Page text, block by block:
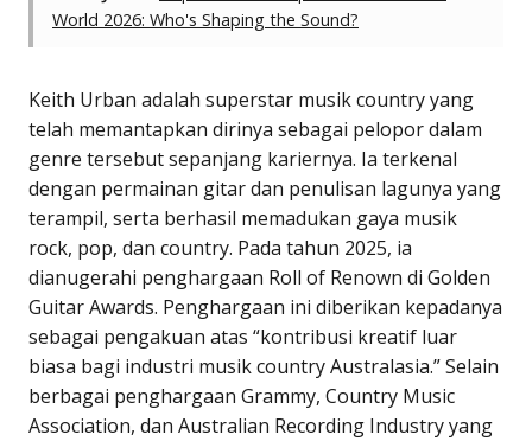
World 2026: Who's Shaping the Sound?
Keith Urban adalah superstar musik country yang
telah memantapkan dirinya sebagai pelopor dalam
genre tersebut sepanjang kariernya. Ia terkenal
dengan permainan gitar dan penulisan lagunya yang
terampil, serta berhasil memadukan gaya musik
rock, pop, dan country. Pada tahun 2025, ia
dianugerahi penghargaan Roll of Renown di Golden
Guitar Awards. Penghargaan ini diberikan kepadanya
sebagai pengakuan atas “kontribusi kreatif luar
biasa bagi industri musik country Australasia.” Selain
berbagai penghargaan Grammy, Country Music
Association, dan Australian Recording Industry yang